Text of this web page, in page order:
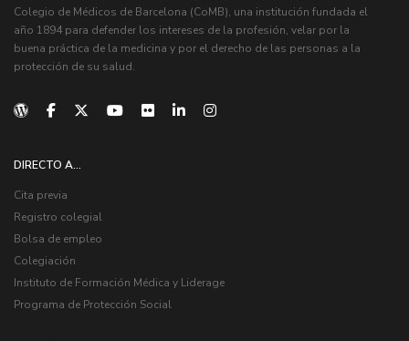
Colegio de Médicos de Barcelona (CoMB), una institución fundada el
año 1894 para defender los intereses de la profesión, velar por la
buena práctica de la medicina y por el derecho de las personas a la
protección de su salud.
DIRECTO A...
Cita previa
Registro colegial
Bolsa de empleo
Colegiación
Instituto de Formación Médica y Liderage
Programa de Protección Social